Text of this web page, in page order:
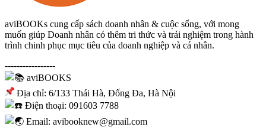
aviBOOKs cung cấp sách doanh nhân & cuộc sống, với mong
muốn giúp Doanh nhân có thêm tri thức và trải nghiệm trong hành
trình chinh phục mục tiêu của doanh nghiệp và cá nhân.
-----------------
aviBOOKS
Địa chỉ: 6/133 Thái Hà, Đống Đa, Hà Nội
Điện thoại: 091603 7788
Email: avibooknew@gmail.com